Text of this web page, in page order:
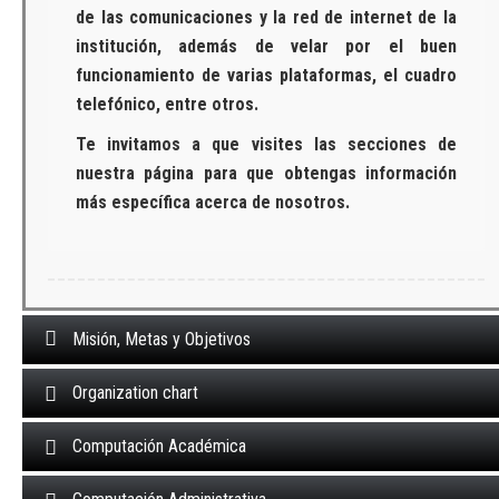
de las comunicaciones y la red de internet de la
institución, además de velar por el buen
funcionamiento de varias plataformas, el cuadro
telefónico, entre otros.
Te invitamos a que visites las secciones de
nuestra página para que obtengas información
más específica acerca de nosotros.
Misión, Metas y Objetivos
Organization chart
Computación Académica